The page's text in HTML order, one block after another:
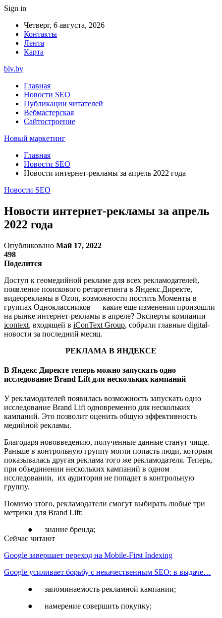
Sign in
Четверг, 6 августа, 2026
Контакты
Лента
Карта
blv.by
Главная
Новости SEO
Публикации читателей
Вебмастерская
Сайтостроение
Новый маркетинг
Главная
Новости SEO
Новости интернет-рекламы за апрель 2022 года
Новости SEO
Новости интернет-рекламы за апрель
2022 года
Опубликовано Май 17, 2022
498
Поделится
Доступ к геомедийной рекламе для всех рекламодателей,
появление поискового ретаргетинга в Яндекс.Директе,
видеорекламы в Ozon, возможности постить Моменты в
группах Одноклассников — какие еще изменения произошли
на рынке интернет-рекламы в апреле? Эксперты компании
icontext, входящей в iConText Group, собрали главные digital-
новости за последний месяц.
РЕКЛАМА В ЯНДЕКСЕ
В Яндекс Директе теперь можно запускать одно
исследование Brand Lift для нескольких кампаний
У рекламодателей появилась возможность запускать одно
исследование Brand Lift одновременно для нескольких
кампаний. Это позволит оценить общую эффективность
медийной рекламы.
Благодаря нововведению, полученные данные станут чище.
Раньше в контрольную группу могли попасть люди, которым
показывалась другая реклама того же рекламодателя. Теперь,
при объединении нескольких кампаний в одном
исследовании, их аудитория не попадет в контрольную
группу.
Помимо этого, рекламодатели смогут выбирать любые три
метрики для Brand Lift:
● знание бренда;
Сейчас читают
Google завершает переход на Mobile-First Indexing
Google усиливает борьбу с некачественным SEO: в выдаче…
● запоминаемость рекламной кампании;
● намерение совершить покупку;